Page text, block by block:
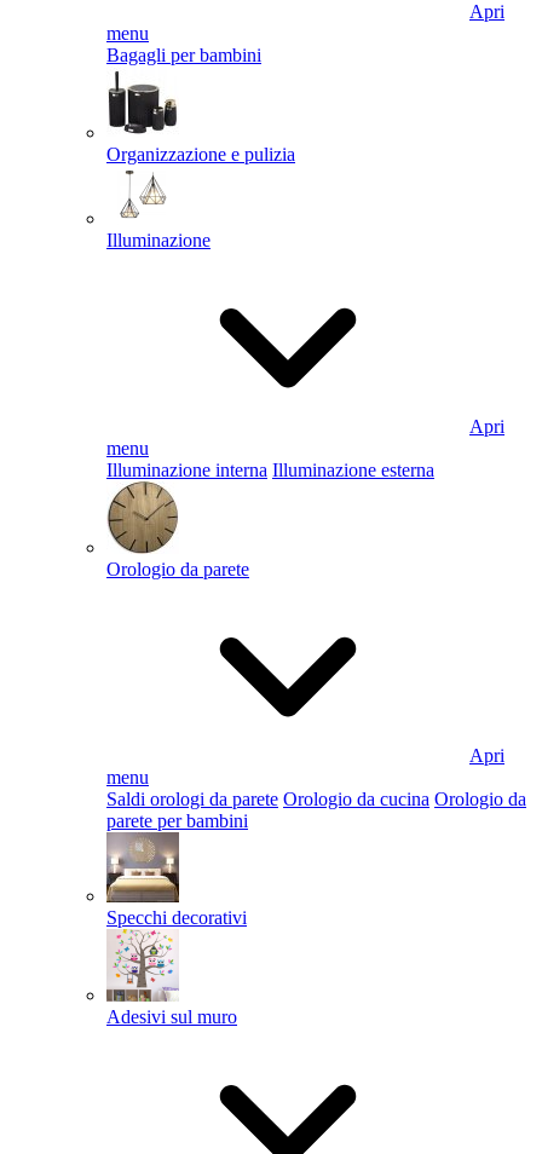
Apri
menu
Bagagli per bambini
Organizzazione e pulizia
Illuminazione
Apri
menu
Illuminazione interna Illuminazione esterna
Orologio da parete
Apri
menu
Saldi orologi da parete Orologio da cucina Orologio da
parete per bambini
Specchi decorativi
Adesivi sul muro